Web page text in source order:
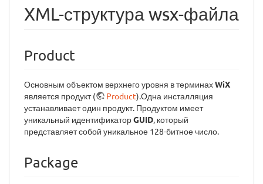
XML-структура wsx-файла
Product
Основным объектом верхнего уровня в терминахWiX
является продукт (
Product).Одна инсталляция
устанавливает один продукт. Продуктом имеет
уникальный идентификаторGUID, который
представляет собой уникальное 128-битное число.
Package